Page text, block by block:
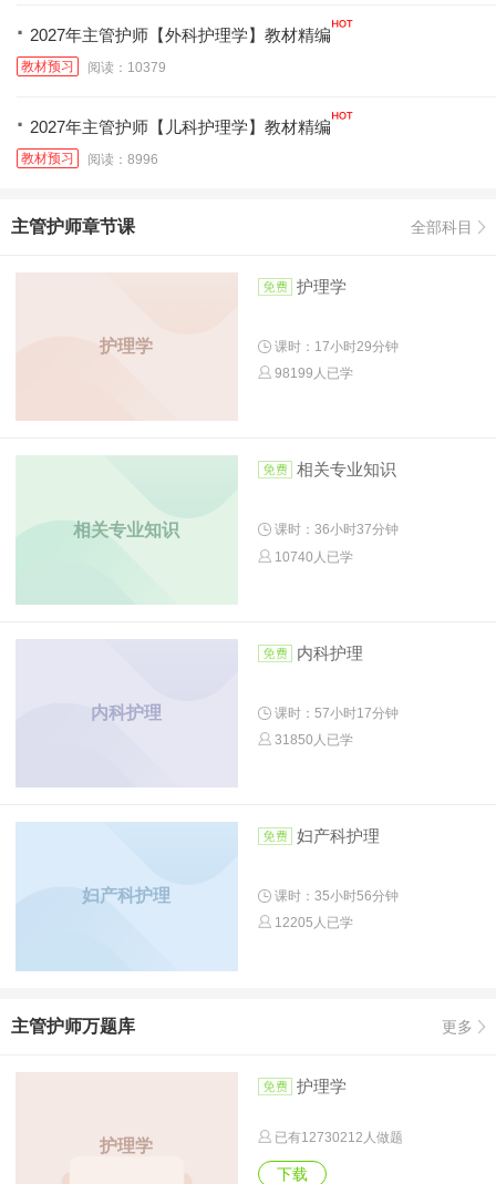
· 2027年主管护师【外科护理学】教材精编
教材预习 阅读：10379
· 2027年主管护师【儿科护理学】教材精编
教材预习 阅读：8996
主管护师章节课 全部科目
护理学
护理学
课时：17小时29分钟
98199人已学
相关专业知识
相关专业知识
课时：36小时37分钟
10740人已学
内科护理
内科护理
课时：57小时17分钟
31850人已学
妇产科护理
妇产科护理
课时：35小时56分钟
12205人已学
主管护师万题库 更多
护理学
护理学
已有12730212 人做题
下载